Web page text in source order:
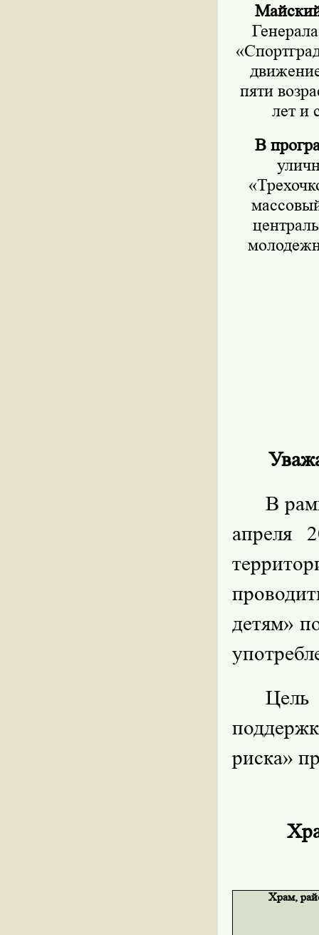
пяти
лет и
В
В
апреля
детям»
Цель
риска»
Храм,